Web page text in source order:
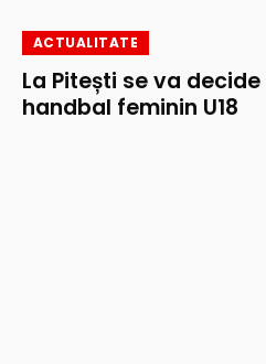
ACTUALITATE
La Pitești se va
handbal feminin U18